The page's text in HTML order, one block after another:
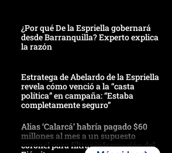
¿Por qué De la Espriella gobernará
desde Barranquilla? Experto explica
la razón
Estratega de Abelardo de la Espriella
revela cómo venció a la “casta
política” en campaña: “Estaba
completamente seguro”
Alias ‘Calarcá’ habría pagado $60
millones al mes a un supuesto
coronel para filtrar información del